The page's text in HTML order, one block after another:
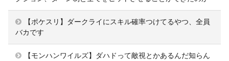
【ポケスリ】ダークライにスキル確率つけてるやつ、全員
バカです
【モンハンワイルズ】ダハドって敵視とかあるんだ知らん